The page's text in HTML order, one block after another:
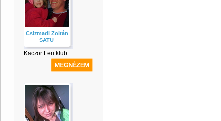
Csizmadi Zoltán
SATU
Kaczor Feri klub